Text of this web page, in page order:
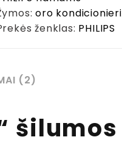
oro
ženklas: PHILIPS
(2)